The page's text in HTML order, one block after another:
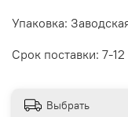
Упаковка:
Срок поставки: 7-
Выбрать